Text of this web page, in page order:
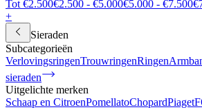
Tot €2.500€2.500 - €5.000€5.000 - €7.500
+
Sieraden
Subcategorieën
VerlovingsringenTrouwringenRingen
sieraden
Uitgelichte merken
Schaap en CitroenPomellatoChopardPiaget